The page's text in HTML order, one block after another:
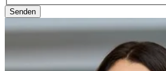
Senden